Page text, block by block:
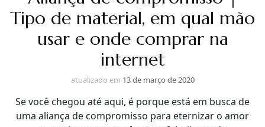
Tipo de material, em qual mão
usar e onde comprar na
internet
atualizado em 13 de março de 2020
Se você chegou até aqui, é porque está em busca de
uma aliança de compromisso para eternizar o amor